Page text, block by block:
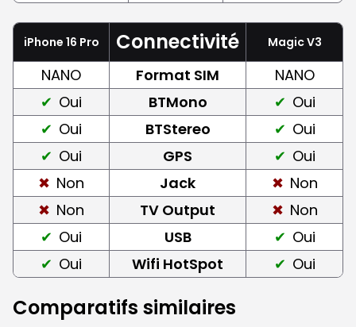
iPhone 16 Pro Connectivité Magic V3
NANO Format SIM
NANO
Oui
BTMono
Oui
Oui
BTStereo
Oui
Oui
GPS
Oui
Non
Jack
Non
Non
TV Output
Non
Oui
USB
Oui
Oui
Wifi HotSpot Oui
Comparatifs similaires